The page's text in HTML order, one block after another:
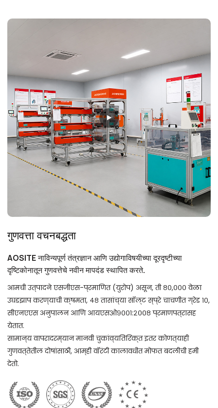
गुणवत्ता वचनबद्धता
AOSITE नाविन्यपूर्ण तंत्रज्ञान आणि उद्योगाविषयीच्या दूरदृष्टीच्या
दृष्टिकोनातून गुणवत्तेचे नवीन मापदंड स्थापित करते.
आमची उत्पादने एसजीएस-प्रमाणित (युरोप) असून, ती ८०,००० वेळा
उघडझाप करण्याची क्षमता, ४८ तासांच्या सॉल्ट स्प्रे चाचणीत ग्रेड १०,
सीएनएएस अनुपालन आणि आयएसओ९००१:२००८ प्रमाणपत्रासह
येतात.
सामान्य वापरादरम्यान मानवी चुकांव्यतिरिक्त इतर कोणत्याही
गुणवत्तेतील दोषांसाठी, आम्ही वॉरंटी कालावधीत मोफत बदलीची हमी
देतो.